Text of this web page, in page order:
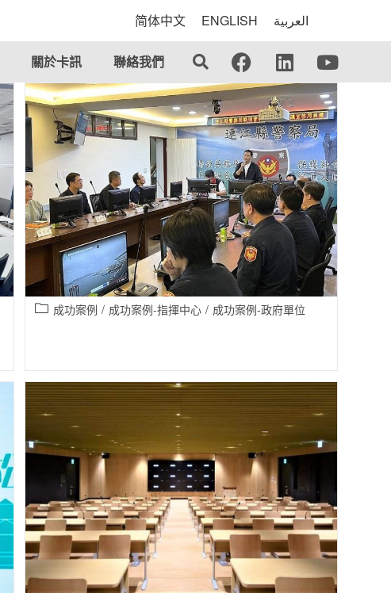
简体中文 ENGLISH العربية
關於卡訊 聯絡我們
成功案例 / 成功案例-指揮中心 / 成功案例-政府單位